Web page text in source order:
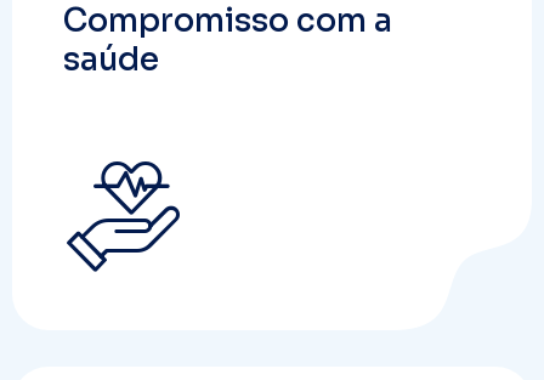
Compromisso com a
saúde